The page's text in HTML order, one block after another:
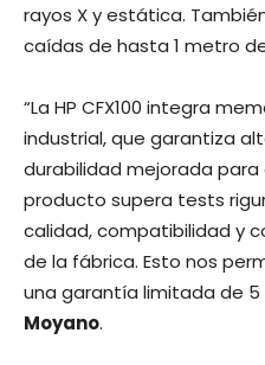
rayos X y estática.
caídas de hasta 1 metro
“La HP CFX100 integra
industrial, que garantiza
durabilidad mejorada para
producto supera tests
calidad, compatibilidad y
de la fábrica. Esto nos
una garantía limitada de 5
Moyano.